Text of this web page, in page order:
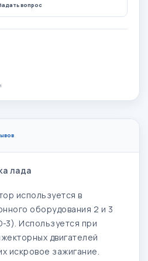
вопрос
лада
используется в
оборудования 2 и 3
3). Используется при
двигателей
искровое зажигание.